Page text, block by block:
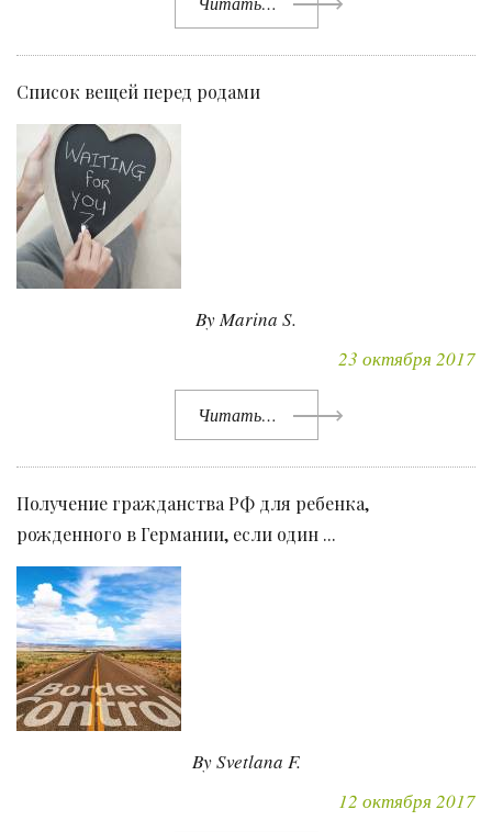
Список вещей перед родами
By Marina S.
23 октября 2017
Читать…
Получение гражданства РФ для ребенка,
рожденного в Германии, если один ...
By Svetlana F.
12 октября 2017